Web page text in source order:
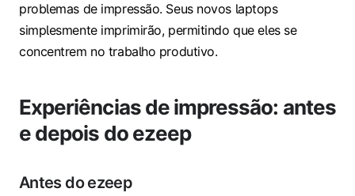
problemas de impressão. Seus novos laptops
simplesmente imprimirão, permitindo que eles se
concentrem no trabalho produtivo.
Experiências de impressão: antes
e depois do ezeep
Antes do ezeep